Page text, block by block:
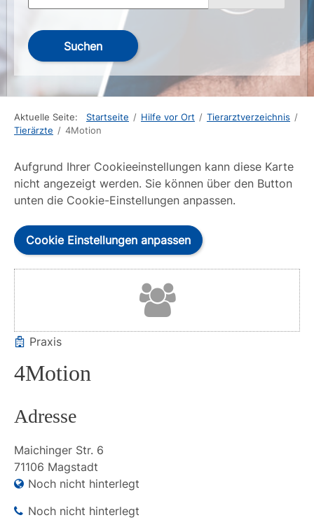
Suchen
Aktuelle Seite: Startseite / Hilfe vor Ort / Tierarztverzeichnis /
Tierärzte / 4Motion
Aufgrund Ihrer Cookieeinstellungen kann diese Karte
nicht angezeigt werden. Sie können über den Button
unten die Cookie-Einstellungen anpassen.
Cookie Einstellungen anpassen
Praxis
4Motion
Adresse
Maichinger Str. 6
71106 Magstadt
Noch nicht hinterlegt
Noch nicht hinterlegt